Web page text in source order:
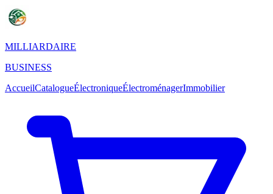
MILLIARDAIRE
BUSINESS
AccueilCatalogueÉlectroniqueÉlectroménagerImmobilier